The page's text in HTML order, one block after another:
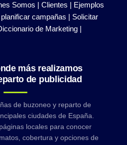
Somos | Clientes |
Ejemplos
campañas |
Solicitar
de Marketing |
más realizamos
de publicidad
de buzoneo y reparto de
ciudades de España.
locales para conocer
cobertura y opciones de